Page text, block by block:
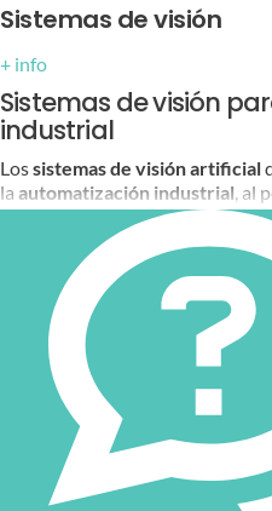
Sistemas de visión
+ info
Sistemas de visión
industrial
Lossistemas de visión artificial
la automatización industrial , al
mediciones exactas y control
Bitmakers
, ofrecemos
avanzadas fabricadas por
resolución, lentes
LED, garantizando resultados
industriales complejos.
Gama de sistemas
Nuestra categoría de sistemas
variedad de productos que se
específicas de cada aplicación
detallamos las principales